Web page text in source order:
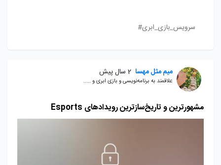
سرویس_بازی_ابری#
میم مثل مهسا 2 سال پیش
علاقمند به برنامه‌نویسی و بازی ابری و .....
مشهورترین و تاریخ‌سازترین رویدادهای Esports